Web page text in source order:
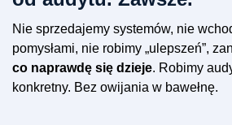
Nie sprzedajemy systemów, nie
pomysłami, nie robimy „ulepszeń”,
co naprawdę się dzieje. Robimy
konkretny. Bez owijania w bawełnę.